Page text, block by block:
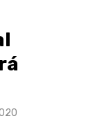
con la